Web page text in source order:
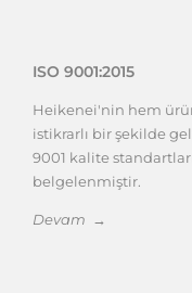
ISO 9001:2015
Heikenei'nin hem
istikrarlı bir şekilde
9001 kalite
belgelenmiştir.
Devam →